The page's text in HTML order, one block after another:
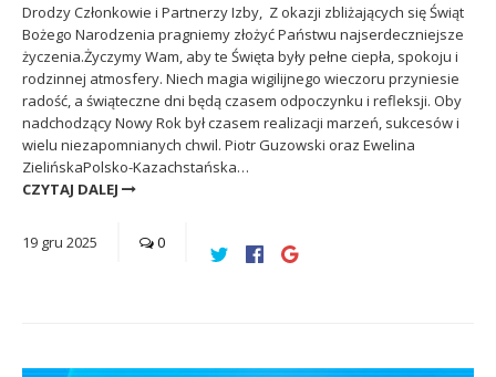
Drodzy Członkowie i Partnerzy Izby, Z okazji zbliżających się Świąt
Bożego Narodzenia pragniemy złożyć Państwu najserdeczniejsze
życzenia.Życzymy Wam, aby te Święta były pełne ciepła, spokoju i
rodzinnej atmosfery. Niech magia wigilijnego wieczoru przyniesie
radość, a świąteczne dni będą czasem odpoczynku i refleksji. Oby
nadchodzący Nowy Rok był czasem realizacji marzeń, sukcesów i
wielu niezapomnianych chwil. Piotr Guzowski oraz Ewelina
ZielińskaPolsko-Kazachstańska…
CZYTAJ DALEJ
19 gru 2025 0